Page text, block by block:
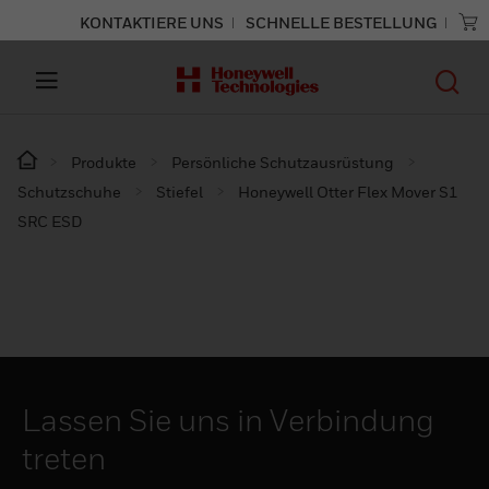
KONTAKTIERE UNS SCHNELLE BESTELLUNG
Produkte
Persönliche Schutzausrüstung
Schutzschuhe
Stiefel
Honeywell Otter Flex Mover S1
SRC ESD
Lassen Sie uns in Verbindung
treten